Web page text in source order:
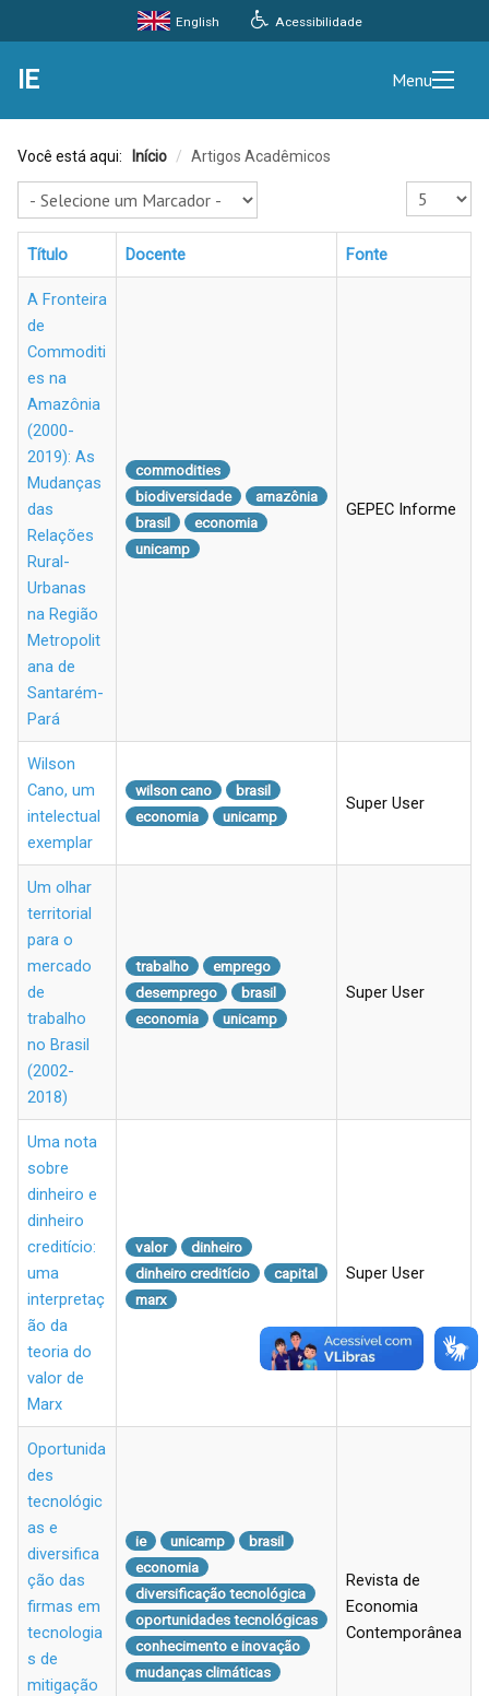
Acessibilidade
English
IE Menu
Você está aqui: Início / Artigos Acadêmicos
Exibir #
Título Docente Fonte
A Fronteira
de
Commoditi
es na
Amazônia
(2000-
2019): As
Mudanças
das
Relações
Rural-
Urbanas
na Região
Metropolit
ana de
Santarém-
Pará
commodities
biodiversidade
amazônia
brasil
economia
unicamp
GEPEC Informe
Wilson
Cano, um
intelectual
exemplar
wilson cano
brasil
economia
unicamp
Super User
Um olhar
territorial
para o
mercado
de
trabalho
no Brasil
(2002-
2018)
trabalho
emprego
desemprego
brasil
economia
unicamp
Super User
Uma nota
sobre
dinheiro e
dinheiro
creditício:
uma
interpretaç
ão da
teoria do
valor de
Marx
valor
dinheiro
dinheiro creditício
capital
marx
Super User
Oportunida
des
tecnológic
as e
diversifica
ção das
firmas em
tecnologia
s de
mitigação
ie unicamp
brasil
economia
diversificação tecnológica
oportunidades tecnológicas
conhecimento e inovação
mudanças climáticas
Revista de
Economia
Contemporânea